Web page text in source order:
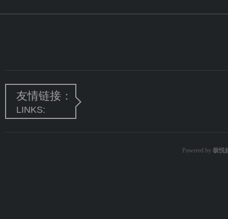
友情链接：
LINKS:
Powered by 极悦